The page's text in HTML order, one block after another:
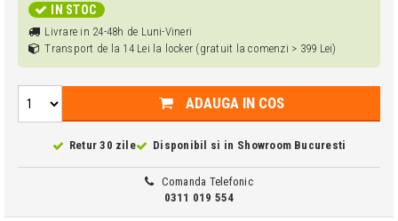
IN STOC
Livrare in 24-48h de Luni-Vineri
Transport de la 14 Lei la locker (gratuit la comenzi > 399 Lei)
ADAUGA IN COS
Retur 30 zile Disponibil si in Showroom Bucuresti
Comanda Telefonic
0311 019 554